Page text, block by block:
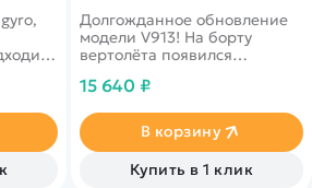
3
Долгожданное обновление
модели V913! На борту
вертолёта появился
благодаря которому
настоящему быстрым и
манёвренным. Отлично
подойдёт как начинающим,
так и продвинутым
15 640 ₽
В корзину
Купить в 1 клик